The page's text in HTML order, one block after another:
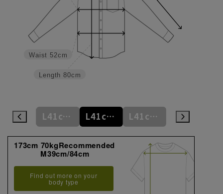
Length 80cm
Waist 52cm
L41cm/78cm L41cm/80cm L41cm/82cm L41cm/84cm
173cm 70kgRecommended
M39cm/84cm
Find out more on your
body type